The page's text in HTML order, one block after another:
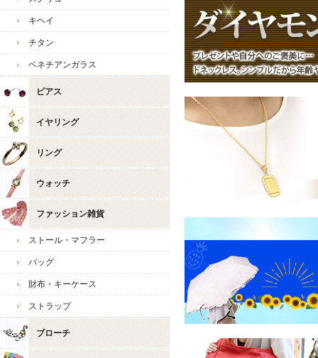
2025/5/14
・本日
会をお
2025/5/1
・誠に
務、お
2025/4/30
・【本
で！！
2025/4/23
22025/4/9
是非
・3/
す！是
2025/3/5
お得な
2025/3/1
・3/
2025/2/26
・2/
2025/2/14
・本
なく♪
新商品も多数ご用意してお
ひろひろ様のまたのご利用
ジュエリーウォーク心斎橋
ヒロ様
キヘイ
チタン
ベネチアンガラス
ピアス
イヤリング
リング
ウォッチ
ファッション雑貨
ストール・マフラー
バッグ
財布・キーケース
ストラップ
ブローチ